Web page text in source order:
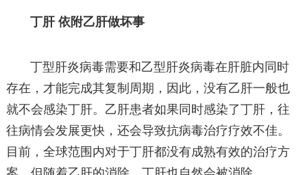
丁肝 依附乙肝做坏事
丁型肝炎病毒需要和乙型肝炎病毒在肝脏内同时
存在，才能完成其复制周期，因此，没有乙肝一般也
就不会感染丁肝。乙肝患者如果同时感染了丁肝，往
往病情会发展更快，还会导致抗病毒治疗疗效不佳。
目前，全球范围内对于丁肝都没有成熟有效的治疗方